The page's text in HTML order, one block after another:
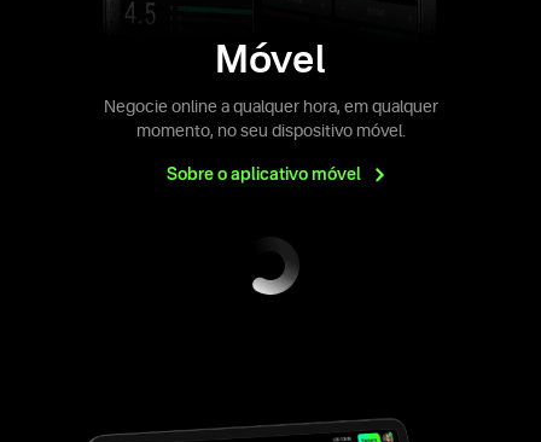
Móvel
Negocie online a qualquer hora, em qualquer
momento, no seu dispositivo móvel.
Sobre o aplicativo móvel